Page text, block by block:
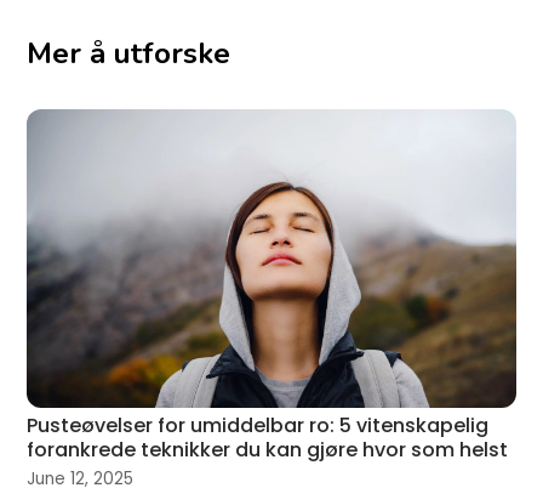
Mer å utforske
Pusteøvelser for umiddelbar ro: 5 vitenskapelig
forankrede teknikker du kan gjøre hvor som helst
June 12, 2025